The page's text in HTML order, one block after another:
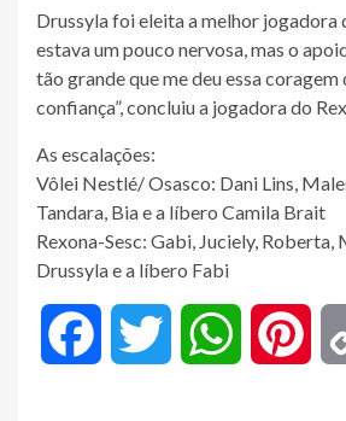
Drussyla foi eleita a melhor jogadora
estava um pouco nervosa, mas o
tão grande que me deu essa coragem
confiança”, concluiu a jogadora do
As escalações:
Vôlei Nestlé/ Osasco: Dani Lins,
Tandara, Bia e a líbero Camila Brait
Rexona-Sesc: Gabi, Juciely, Roberta,
Drussyla e a líbero Fabi
Facebook Twitter WhatsApp